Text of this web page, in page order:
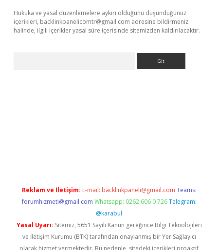
Hukuka ve yasal düzenlemelere aykırı olduğunu düşündüğünüz
içerikleri, backlinkpanelicomtr@gmail.com adresine bildirmeniz
halinde, ilgili içerikler yasal süre içerisinde sitemizden kaldırılacaktır.
Reklam ve İletişim: E-mail: backlinkpaneli@gmail.com Teams:
forumhizmeti@gmail.com Whatsapp: 0262 606 0 726 Telegram:
@karabul
Yasal Uyarı: Sitemiz, 5651 Sayılı Kanun gereğince Bilgi Teknolojileri
ve İletişim Kurumu (BTK) tarafından onaylanmış bir Yer Sağlayıcı
olarak hizmet vermektedir. Bu nedenle, sitedeki içerikleri proaktif